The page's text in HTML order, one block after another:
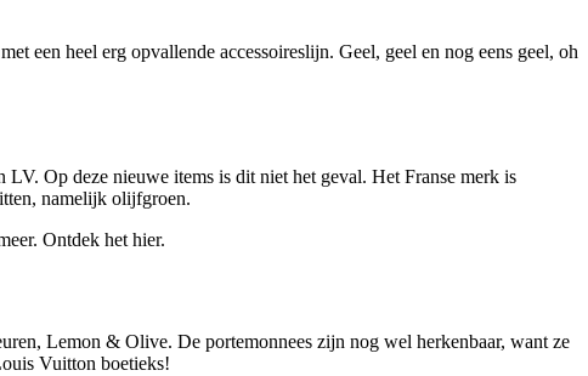
een heel erg opvallende accessoireslijn. Geel, geel en nog eens geel, oh
Op deze nieuwe items is dit niet het geval. Het Franse merk is
namelijk olijfgroen.
Lemon & Olive. De portemonnees zijn nog wel herkenbaar, want ze
Vuitton boetieks!